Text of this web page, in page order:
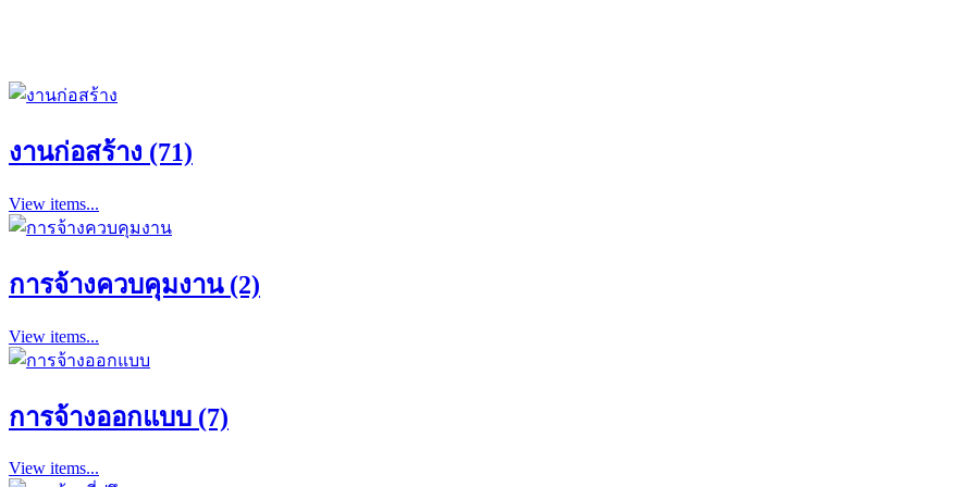
งานก่อสร้าง (71)
View items...
การจ้างควบคุมงาน (2)
View items...
การจ้างออกแบบ (7)
View items...